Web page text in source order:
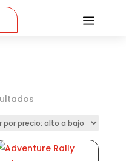
a
Sorted
price:
high
to